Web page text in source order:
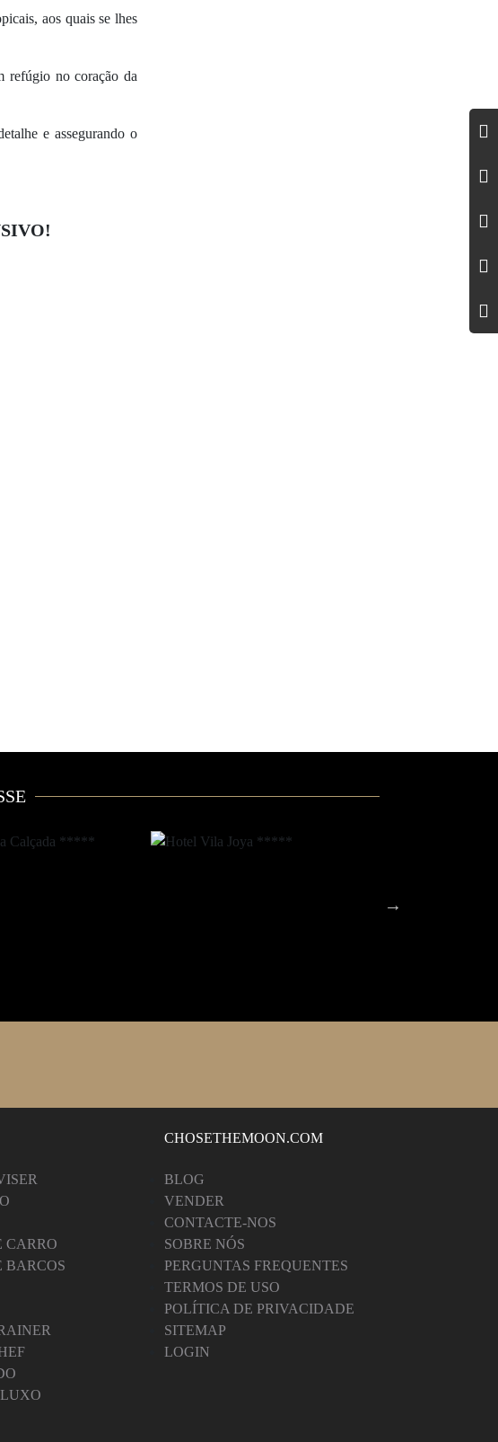
aos quais se lhes
refúgio no coração da
e assegurando o
CARRO
BARCOS
CHOSETHEMOON.COM
BLOG
VENDER
CONTACTE-NOS
SOBRE NÓS
PERGUNTAS FREQUENTES
TERMOS DE USO
POLÍTICA DE PRIVACIDADE
SITEMAP
LOGIN